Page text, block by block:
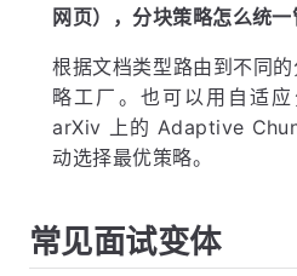
网页），分块策略怎么统一
根据文档类型路由到不同
略工厂。也可以用自适
arXiv 上的 Adaptive
动选择最优策略。
常见面试变体